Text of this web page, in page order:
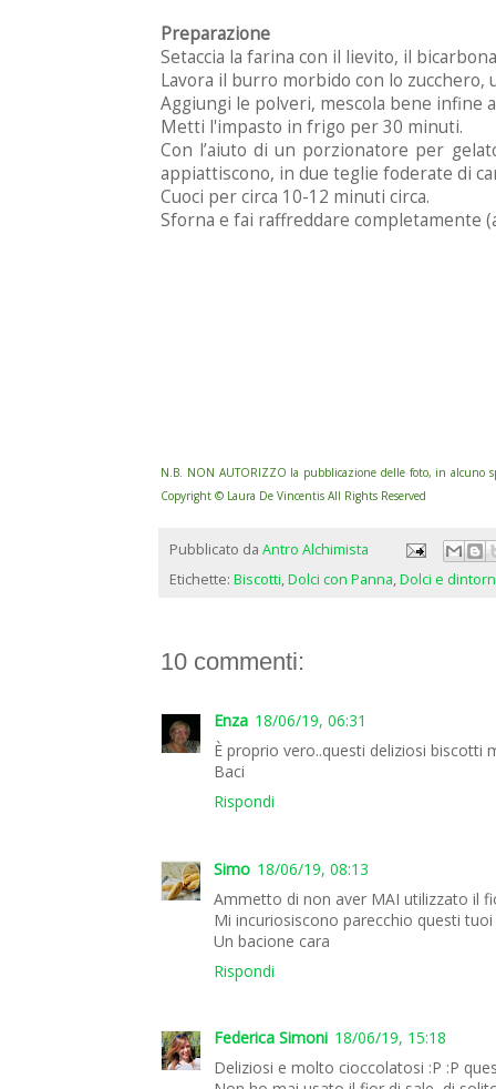
Preparazione
Setaccia la farina con il lievito, il
Lavora il burro morbido con lo zucchero,
Aggiungi le polveri, mescola bene infine
Metti l'impasto in frigo per 30 minuti.
Con l’aiuto di un porzionatore per
appiattiscono, in due teglie foderate di
Cuoci per circa 10-12 minuti circa.
Sforna e fai raffreddare completamente
N.B. NON AUTORIZZO la pubblicazione delle foto, in alcuno
Copyright © Laura De Vincentis All Rights Reserved
Pubblicato da Antro Alchimista
Etichette: Biscotti,Dolci con Panna,Dolci e
10 commenti:
Enza 18/06/19, 06:31
È proprio vero..questi deliziosi biscotti
Baci
Rispondi
Simo 18/06/19, 08:13
Ammetto di non aver MAI utilizzato il
Mi incuriosiscono parecchio questi
Un bacione cara
Rispondi
Federica Simoni 18/06/19, 15:18
Deliziosi e molto cioccolatosi :P :P